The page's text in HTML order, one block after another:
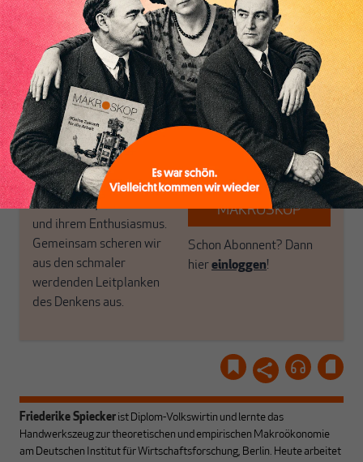
Perspektive und ist damit
in Deutschland einzigartig.
MAKROSKOP steht für
das große Ganze. Wir
haben einen Blick auf
Geld, Wirtschaft und
Politik, den Sie so
woanders nicht finden.
Dabei leben wir von
unseren Autoren, ihren
Recherchen, ihrem Wissen
und ihrem Enthusiasmus.
Gemeinsam scheren wir
aus den schmaler
werdenden Leitplanken
des Denkens aus.
öffnen Fenster und
bringen frische Luft in die
engen und verstaubten
Debattenräume.
Brauchen Sie auch frische
Luft? Dann folgen Sie
einfach dem Button.
ABONNIEREN SIE
MAKROSKOP
Schon Abonnent? Dann
hiereinloggen!
Friederike Spiecker ist Diplom-Volkswirtin und lernte das
Handwerkszeug zur theoretischen und empirischen Makroökonomie
am Deutschen Institut für Wirtschaftsforschung, Berlin. Heute arbeitet